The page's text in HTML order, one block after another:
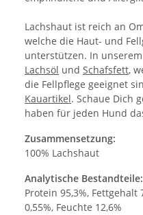
Lachshaut ist reich an
welche die Haut- und
unterstützen. In
Lachsöl und Schafsfett,
die Fellpflege geeignet
Kauartikel. Schaue Dich
haben für jeden Hund
Zusammensetzung:
100% Lachshaut
Analytische Bestandteile:
Protein 95,3%, Fettgehalt
0,55%, Feuchte 12,6%